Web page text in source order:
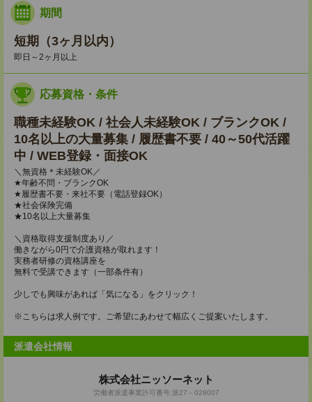
期間
短期（3ヶ月以内）
即日～2ヶ月以上
応募資格・条件
職種未経験OK / 社会人未経験OK / ブランクOK /
10名以上の大量募集 / 履歴書不要 / 40～50代活躍
中 / WEB登録・面接OK
＼無資格＊未経験OK／
★年齢不問・ブランクOK
★履歴書不要・来社不要（電話登録OK）
★社会保険完備
★10名以上大量募集
＼資格取得支援制度あり／
働きながら0円で介護資格が取れます！
実務者研修の資格講座を
無料で受講できます（一部条件有）
少しでも興味があれば「気になる」をクリック！
※こちらは求人例です。ご希望にあわせて幅広くご提案いたします。
派遣会社情報
株式会社ニッソーネット
労働者派遣事業許可番号:派27－029007